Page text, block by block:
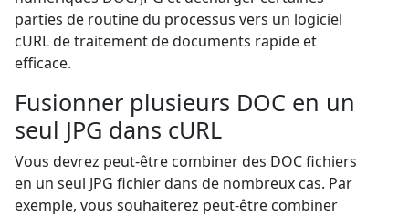
parties de routine du processus vers un logiciel
cURL de traitement de documents rapide et
efficace.
Fusionner plusieurs DOC en un
seul JPG dans cURL
Vous devrez peut-être combiner des DOC fichiers
en un seul JPG fichier dans de nombreux cas. Par
exemple, vous souhaiterez peut-être combiner